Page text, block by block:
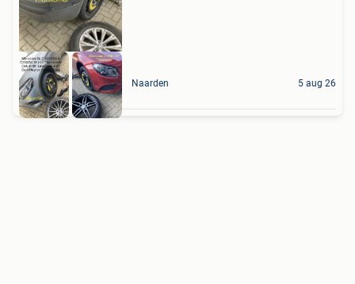
Naarden 5 aug 26